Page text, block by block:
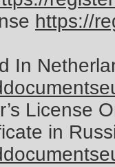
https://
In
License
in